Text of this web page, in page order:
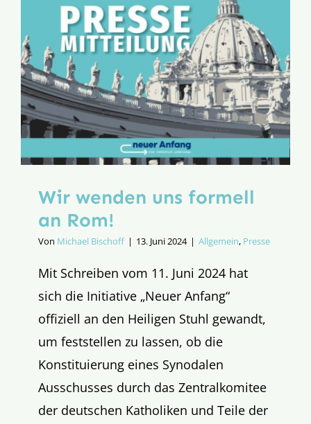
Wir wenden uns formell
an Rom!
Von Michael Bischoff | 13. Juni 2024 | Allgemein, Presse
Mit Schreiben vom 11. Juni 2024 hat
sich die Initiative „Neuer Anfang“
offiziell an den Heiligen Stuhl gewandt,
um feststellen zu lassen, ob die
Konstituierung eines Synodalen
Ausschusses durch das Zentralkomitee
der deutschen Katholiken und Teile der